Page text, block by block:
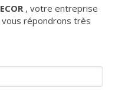
, votre entreprise
vous répondrons très